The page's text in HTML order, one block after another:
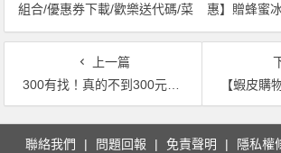
組合/優惠券下載/歡樂送代碼/菜
單價格一次看！
惠】贈蜂蜜
門市及訂位
上一篇
300有找！真的不到300元！！ 北海道白色戀人趕快買回家！！
【蝦皮購物節】開跑！汽車黃
文
聯絡我們 問題回報 免責聲明 隱私權